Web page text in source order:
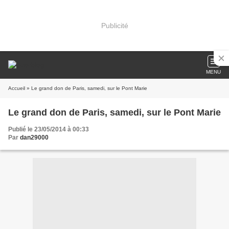
Publicité
MENU
Accueil » Le grand don de Paris, samedi, sur le Pont Marie
Le grand don de Paris, samedi, sur le Pont Marie
Publié le 23/05/2014 à 00:33
Par dan29000